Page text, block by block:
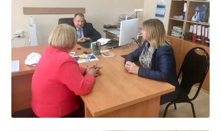
Платные образовательные услуги
Финансово-хозяйственная деятельность
Вакантные места для приёма (перевода)
Международное сотрудничество
Организация питания в образовательной
организации
Расписание занятий